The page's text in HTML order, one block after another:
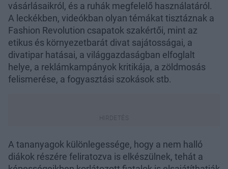
vásárlásaikról, és a ruhák megfelelő használatáról.
A leckékben, videókban olyan témákat tisztáznak a
Fashion Revolution csapatok szakértői, mint az
etikus és környezetbarát divat sajátosságai, a
divatipar hatásai, a világgazdaságban elfoglalt
helye, a reklámkampányok kritikája, a zöldmosás
felismerése, a fogyasztási szokások stb.
A tananyagok különlegessége, hogy a nem halló
diákok részére feliratozva is elkészülnek, tehát a